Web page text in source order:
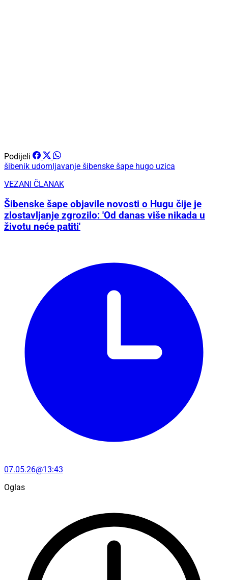
Podijeli
šibenik udomljavanje šibenske šape hugo uzica
VEZANI ČLANAK
Šibenske šape objavile novosti o Hugu čije je
zlostavljanje zgrozilo: 'Od danas više nikada u
životu neće patiti'
07.05.26@13:43
Oglas